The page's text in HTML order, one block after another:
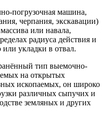
погрузочная машина,
черпания, экскавации)
или навала,
радиуса действия и
или укладки в отвал.
тип выемочно-
на открытых
ископаемых, он широко
различных сыпучих и
земляных и других